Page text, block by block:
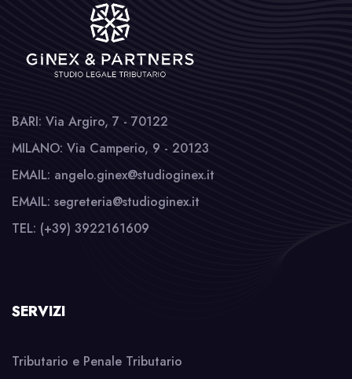
BARI: Via Argiro, 7 - 70122
MILANO: Via Camperio, 9 - 20123
EMAIL: angelo.ginex@studioginex.it
EMAIL: segreteria@studioginex.it
TEL: (+39) 3922161609
SERVIZI
Tributario e Penale Tributario